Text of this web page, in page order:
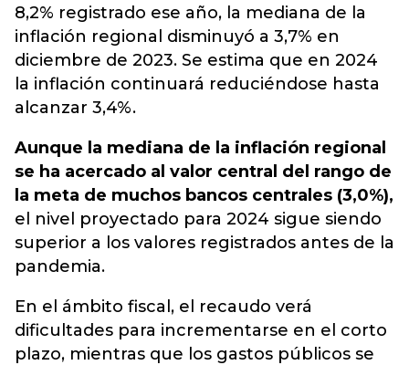
8,2% registrado ese año, la mediana de la
inflación regional disminuyó a 3,7% en
diciembre de 2023. Se estima que en 2024
la inflación continuará reduciéndose hasta
alcanzar 3,4%.
Aunque la mediana de la inflación regional
se ha acercado al valor central del rango de
la meta de muchos bancos centrales (3,0%),
el nivel proyectado para 2024 sigue siendo
superior a los valores registrados antes de la
pandemia.
En el ámbito fiscal, el recaudo verá
dificultades para incrementarse en el corto
plazo, mientras que los gastos públicos se